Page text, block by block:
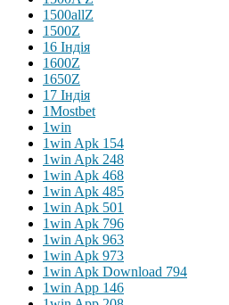
1500allZ
1500Z
16 Індія
1600Z
1650Z
17 Індія
1Mostbet
1win
1win Apk 154
1win Apk 248
1win Apk 468
1win Apk 485
1win Apk 501
1win Apk 796
1win Apk 963
1win Apk 973
1win Apk Download 794
1win App 146